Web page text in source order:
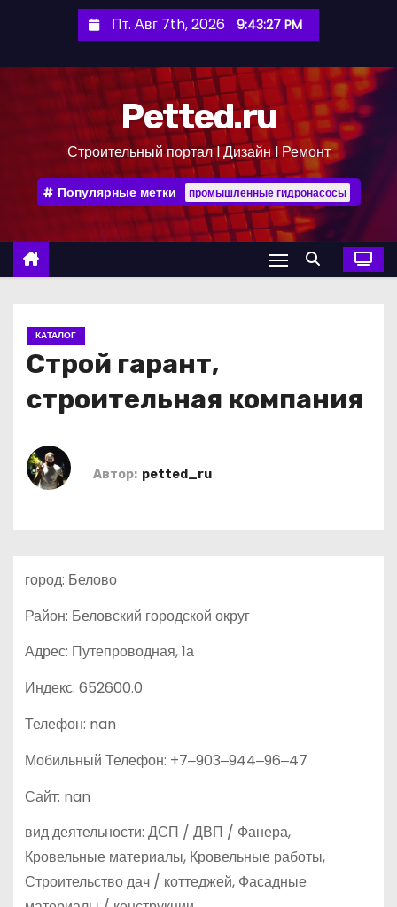
е
Пт. Авг 7th, 2026 9:43:28 PM
Petted.ru
Строительный портал l Дизайн l Ремонт
Популярные метки промышленные гидронасосы
КАТАЛОГ
Строй гарант,
строительная компания
Автор: petted_ru
город: Белово
Район: Беловский городской округ
Адрес: Путепроводная, 1а
Индекс: 652600.0
Телефон: nan
Мобильный Телефон: +7‒903‒944‒96‒47
Сайт: nan
вид деятельности: ДСП / ДВП / Фанера,
Кровельные материалы, Кровельные работы,
Строительство дач / коттеджей, Фасадные